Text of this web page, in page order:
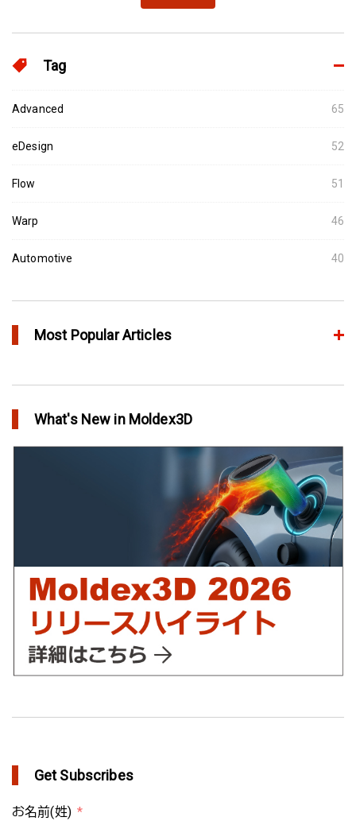
Tag
Advanced 65
eDesign 52
Flow 51
Warp 46
Automotive 40
Most Popular Articles
欧州最大手の自動車部品パーツメーカーFaurecia社の製品設計最
適化プロジェクト－Moldex3Dにより実現
YUDO、ホットランナーシステム成形開発のデザイン検証および
最適化にMoldex3Dの統合を実現
What's New in Moldex3D
Get Subscribes
お名前(姓)